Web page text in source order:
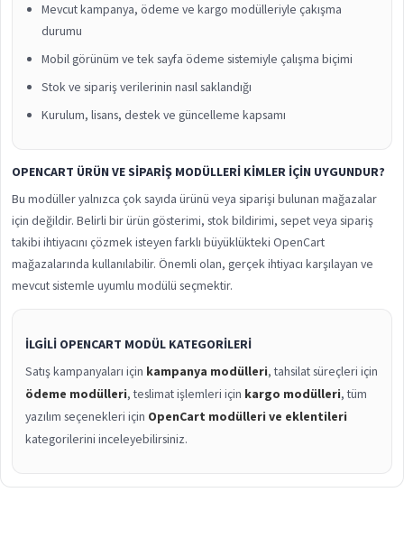
Mevcut kampanya, ödeme ve kargo modülleriyle çakışma
durumu
Mobil görünüm ve tek sayfa ödeme sistemiyle çalışma biçimi
Stok ve sipariş verilerinin nasıl saklandığı
Kurulum, lisans, destek ve güncelleme kapsamı
OPENCART ÜRÜN VE SIPARIŞ MODÜLLERI KIMLER IÇIN UYGUNDUR?
Bu modüller yalnızca çok sayıda ürünü veya siparişi bulunan mağazalar
için değildir. Belirli bir ürün gösterimi, stok bildirimi, sepet veya sipariş
takibi ihtiyacını çözmek isteyen farklı büyüklükteki OpenCart
mağazalarında kullanılabilir. Önemli olan, gerçek ihtiyacı karşılayan ve
mevcut sistemle uyumlu modülü seçmektir.
İLGILI OPENCART MODÜL KATEGORILERI
Satış kampanyaları için kampanya modülleri, tahsilat süreçleri için
ödeme modülleri, teslimat işlemleri için kargo modülleri, tüm
yazılım seçenekleri için OpenCart modülleri ve eklentileri
kategorilerini inceleyebilirsiniz.